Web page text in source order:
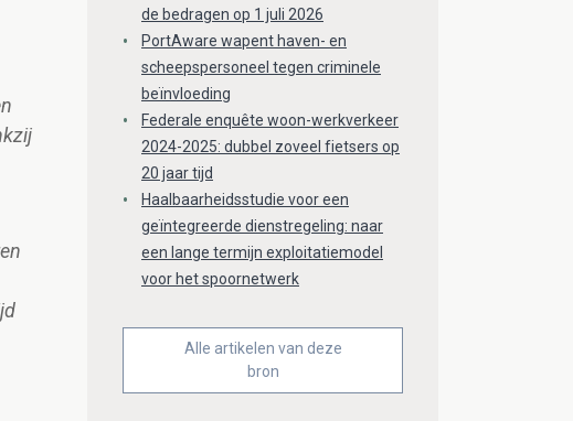
de bedragen op 1 juli 2026
PortAware wapent haven- en
scheepspersoneel tegen criminele
beïnvloeding
Federale enquête woon-werkverkeer
2024-2025: dubbel zoveel fietsers op
20 jaar tijd
Haalbaarheidsstudie voor een
geïntegreerde dienstregeling: naar
een lange termijn exploitatiemodel
voor het spoornetwerk
Alle artikelen van deze
bron